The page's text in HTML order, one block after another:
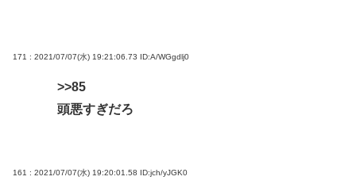
171 : 2021/07/07(水) 19:21:06.73 ID:A/WGgdlj0
>>85
頭悪すぎだろ
161 : 2021/07/07(水) 19:20:01.58 ID:jch/yJGK0